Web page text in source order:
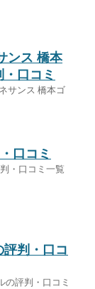
ンス 橋本
口コミ
サンス 橋本ゴ
口コミ
・口コミ一覧
判・口コ
の評判・口コミ